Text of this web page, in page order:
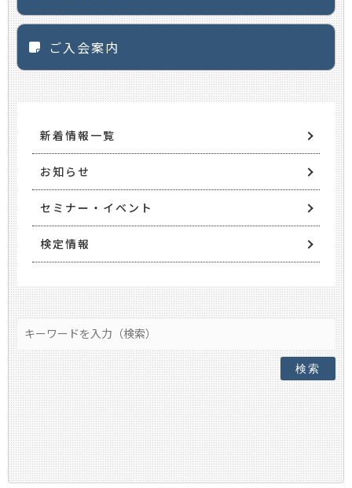
ご入会案内
新着情報一覧
お知らせ
セミナー・イベント
検定情報
検索